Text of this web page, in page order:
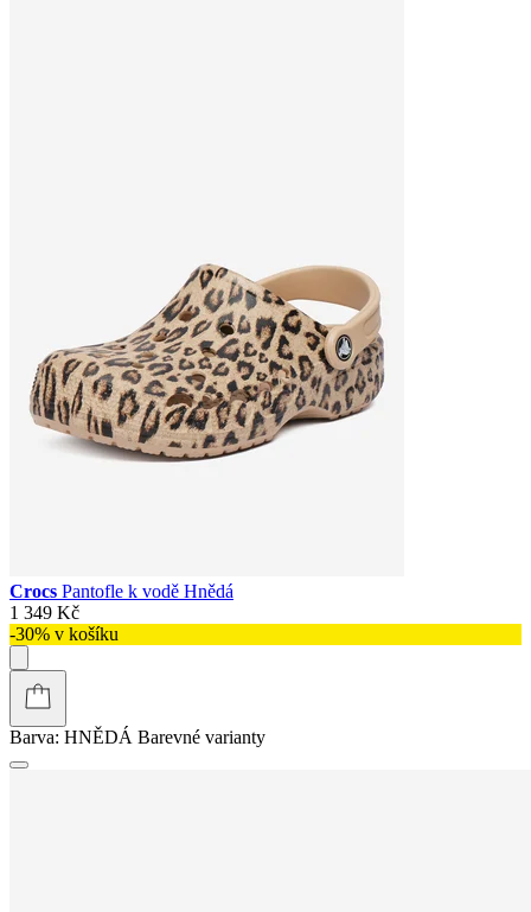
Crocs Pantofle k vodě Hnědá
1 349 Kč
-30% v košíku
Barva: HNĚDÁ Barevné varianty